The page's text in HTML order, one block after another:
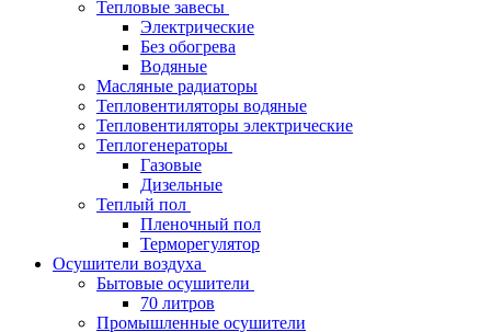
Тепловые завесы
Электрические
Без обогрева
Водяные
Масляные радиаторы
Тепловентиляторы водяные
Тепловентиляторы электрические
Теплогенераторы
Газовые
Дизельные
Теплый пол
Пленочный пол
Терморегулятор
Осушители воздуха
Бытовые осушители
70 литров
Промышленные осушители